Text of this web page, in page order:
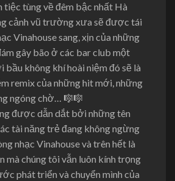
tiệc tùng về đêm bậc nhất Hà
cảnh vũ trường xưa sẽ được tái
Vinahouse sang, xịn của những
gây bão ở các bar club một
bầu không khí hoài niệm đó sẽ là
remix của những hit mới, những
ngóng chờ… 🎼🎼
được dẫn dắt bởi những tên
tài năng trẻ đang không ngừng
nhạc Vinahouse và trên hết là
mà chúng tôi vẫn luôn kính trọng
phát triển và chuyển mình của